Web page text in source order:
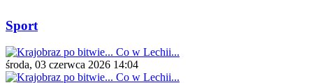
Sport
środa, 03 czerwca 2026 14:04